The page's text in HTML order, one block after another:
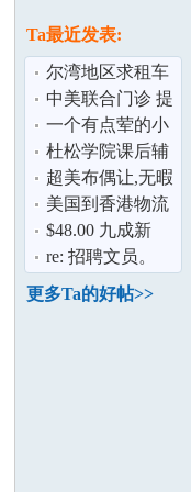
Ta最近发表:
尔湾地区求租车
中美联合门诊 提
供权威的第二诊
疗意见——
一个有点荤的小
段子
杜松学院课后辅
导中寒假报名特
别优惠
超美布偶让,无暇
照顾,求爱猫人士
美国到香港物流
$48.00 九成新
Radio Flyer可手
推行三轮儿童
re: 招聘文员。
IRVINE,TUSTIN
更多Ta的好帖>>